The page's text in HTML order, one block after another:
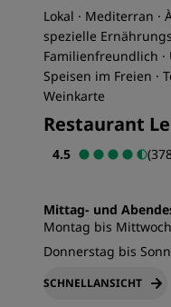
Lokal · Mediterran ·
spezielle
Familienfreundlich ·
Speisen im Freien ·
Weinkarte
Restaurant
4.5
Mittag- und
Montag bis
Donnerstag bis
SCHNELLANSICHT